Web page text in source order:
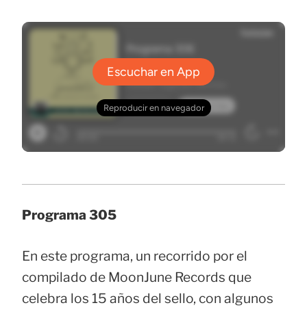
Programa 305
En este programa, un recorrido por el
compilado de MoonJune Records que
celebra los 15 años del sello, con algunos